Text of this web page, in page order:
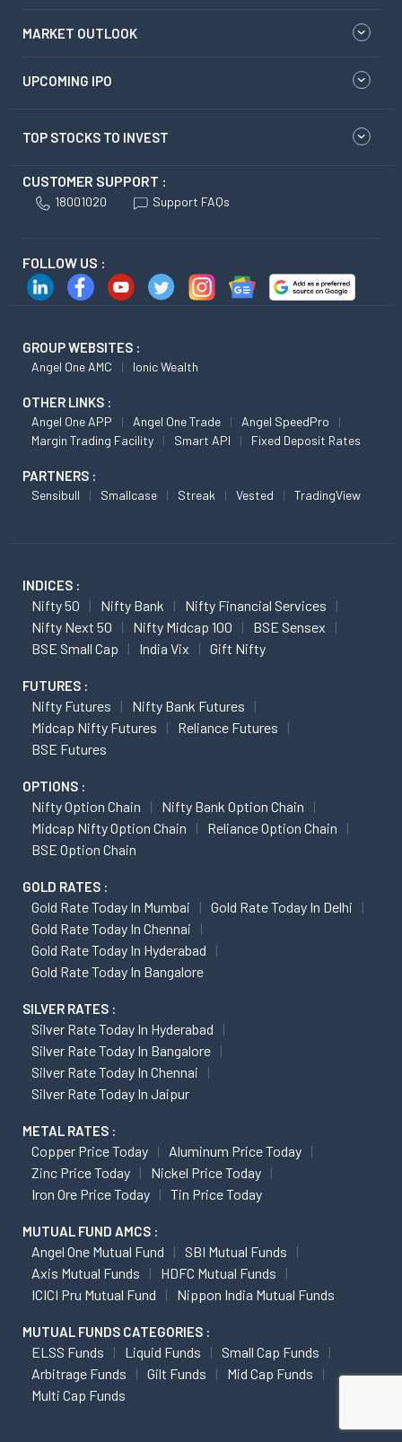
MARKET OUTLOOK
UPCOMING IPO
TOP STOCKS TO INVEST
CUSTOMER SUPPORT :
18001020 Support FAQs
FOLLOW US :
GROUP WEBSITES :
Angel One AMC Ionic Wealth
OTHER LINKS :
Angel One APP Angel One Trade
Angel SpeedPro
Margin Trading Facility
Smart API Fixed Deposit Rates
PARTNERS :
Sensibull Smallcase Streak Vested TradingView
INDICES :
Nifty 50 Nifty Bank
Nifty Financial Services
Nifty Next 50
Nifty Midcap 100
BSE Sensex
BSE Small Cap
India Vix Gift Nifty
FUTURES :
Nifty Futures
Nifty Bank Futures
Midcap Nifty Futures
Reliance Futures
BSE Futures
OPTIONS :
Nifty Option Chain
Nifty Bank Option Chain
Midcap Nifty Option Chain
Reliance Option Chain
BSE Option Chain
GOLD RATES :
Gold Rate Today In Mumbai
Gold Rate Today In Delhi
Gold Rate Today In Chennai
Gold Rate Today In Hyderabad
Gold Rate Today In Bangalore
SILVER RATES :
Silver Rate Today In Hyderabad
Silver Rate Today In Bangalore
Silver Rate Today In Chennai
Silver Rate Today In Jaipur
METAL RATES :
Copper Price Today
Aluminum Price Today
Zinc Price Today
Nickel Price Today
Iron Ore Price Today
Tin Price Today
MUTUAL FUND AMCS :
Angel One Mutual Fund
SBI Mutual Funds
Axis Mutual Funds
HDFC Mutual Funds
ICICI Pru Mutual Fund
Nippon India Mutual Funds
MUTUAL FUNDS CATEGORIES :
ELSS Funds Liquid Funds
Small Cap Funds
Arbitrage Funds
Gilt Funds
Mid Cap Funds
Multi Cap Funds